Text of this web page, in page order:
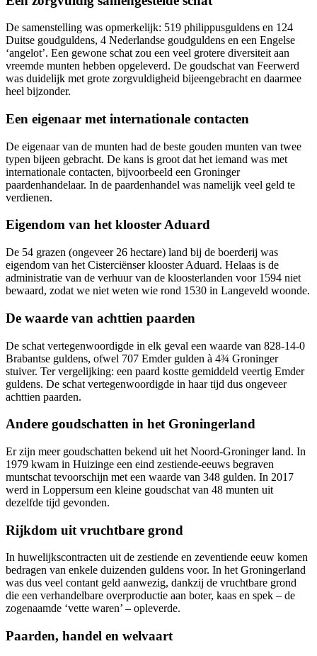
De samenstelling was opmerkelijk: 519 philippusguldens en 124
Duitse goudguldens, 4 Nederlandse goudguldens en een Engelse
‘angelot’. Een gewone schat zou een veel grotere diversiteit aan
vreemde munten hebben opgeleverd. De goudschat van Feerwerd
was duidelijk met grote zorgvuldigheid bijeengebracht en daarmee
heel bijzonder.
Een eigenaar met internationale contacten
De eigenaar van de munten had de beste gouden munten van twee
typen bijeen gebracht. De kans is groot dat het iemand was met
internationale contacten, bijvoorbeeld een Groninger
paardenhandelaar. In de paardenhandel was namelijk veel geld te
verdienen.
Eigendom van het klooster Aduard
De 54 grazen (ongeveer 26 hectare) land bij de boerderij was
eigendom van het Cisterciënser klooster Aduard. Helaas is de
administratie van de verhuur van de kloosterlanden voor 1594 niet
bewaard, zodat we niet weten wie rond 1530 in Langeveld woonde.
De waarde van achttien paarden
De schat vertegenwoordigde in elk geval een waarde van 828-14-0
Brabantse guldens, ofwel 707 Emder gulden à 4¾ Groninger
stuiver. Ter vergelijking: een paard kostte gemiddeld veertig Emder
guldens. De schat vertegenwoordigde in haar tijd dus ongeveer
achttien paarden.
Andere goudschatten in het Groningerland
Er zijn meer goudschatten bekend uit het Noord-Groninger land. In
1979 kwam in Huizinge een eind zestiende-eeuws begraven
muntschat tevoorschijn met een waarde van 348 gulden. In 2017
werd in Loppersum een kleine goudschat van 48 munten uit
dezelfde tijd gevonden.
Rijkdom uit vruchtbare grond
In huwelijkscontracten uit de zestiende en zeventiende eeuw komen
bedragen van enkele duizenden guldens voor. In het Groningerland
was dus veel contant geld aanwezig, dankzij de vruchtbare grond
die een verhandelbare overproductie aan boter, kaas en spek – de
zogenaamde ‘vette waren’ – opleverde.
Paarden, handel en welvaart